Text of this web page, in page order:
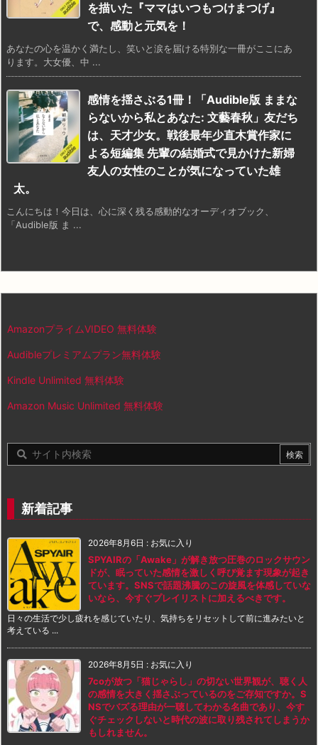
を描いた『ママはいつもつけまつげ』
で、感動と元気を！
あなたの心を温かく満たし、笑いと涙を届ける特別な一冊がここにあ
ります。大女優、中 ...
感情を揺さぶる1冊！「Audible版 ままな
らないから私とあなた: 文藝春秋」友だち
は、天才少女。戦後最年少直木賞作家に
よる短編集 先輩の結婚式で見かけた新婦
友人の女性のことが気になっていた雄
太。
こんにちは！今日は、心に深く残る感動的なオーディオブック、
「Audible版 ま ...
AmazonプライムVIDEO 無料体験
Audibleプレミアムプラン無料体験
Kindle Unlimited 無料体験
Amazon Music Unlimited 無料体験
新着記事
2026年8月6日 : お気に入り
SPYAIRの「Awake」が解き放つ圧巻のロックサウン
ドが、眠っていた感情を激しく呼び覚ます現象が起き
ています。SNSで話題沸騰のこの旋風を体感していな
いなら、今すぐプレイリストに加えるべきです。
日々の生活で少し疲れを感じていたり、気持ちをリセットして前に進みたいと
考えている ...
2026年8月5日 : お気に入り
7coが放つ「猫じゃらし」の切ない世界観が、聴く人
の感情を大きく揺さぶっているのをご存知ですか。S
NSでバズる理由が一聴してわかる名曲であり、今す
ぐチェックしないと時代の波に取り残されてしまうか
もしれません。